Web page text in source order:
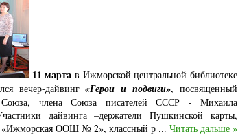
11 марта в Ижморской центральной библиотеке
вечер-дайвинг«Герои и подвиги», посвященный
Союза, члена Союза писателей СССР - Михаила
дайвинга –держатели Пушкинской карты,
«Ижморская ООШ № 2», классный р ... Читать дальше »